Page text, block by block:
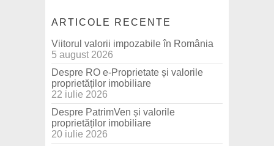
ARTICOLE RECENTE
Viitorul valorii impozabile în România
5 august 2026
Despre RO e-Proprietate și valorile
proprietăților imobiliare
22 iulie 2026
Despre PatrimVen și valorile
proprietăților imobiliare
20 iulie 2026